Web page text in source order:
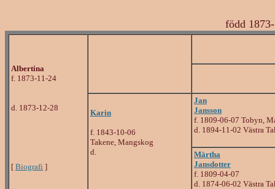
född
Albertina
f. 1873-11-24
d. 1873-12-28
[ Biografi ]
Karin
f. 1843-10-06
Takene, Mangskog
d.
Jan
Jansson
f. 1809-06-07 Tobyn,
d. 1894-11-02 Västra
Märtha
Jansdotter
f. 1809-04-07
d. 1874-06-02 Västra